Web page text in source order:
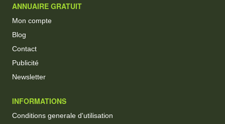
ANNUAIRE GRATUIT
Mon compte
Blog
Contact
Publicité
Newsletter
INFORMATIONS
Conditions generale d'utilisation